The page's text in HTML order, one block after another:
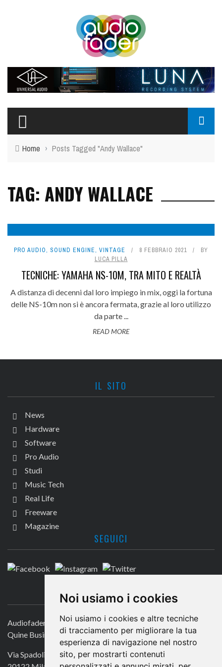
Noi usiamo i cookies
Noi usiamo i cookies e altre tecniche
di tracciamento per migliorare la tua
esperienza di navigazione nel nostro
sito, per mostrarti contenuti
Home › Posts Tagged "Andy Wallace"
TAG: ANDY WALLACE
PRO AUDIO, SOUND ENGINE, VINTAGE 8 FEBBRAIO 2021
BY
LUCA PILLA
TECNICHE: YAMAHA NS-10M, TRA MITO E REALTÀ
A distanza di decenni dal loro impiego in mix, oggi la fortuna
delle NS-10m non si è ancora fermata, grazie al loro utilizzo
da parte ...
READ MORE
IL SITO
News
Hardware
Software
Pro Audio
Studi
Music Tech
Real Life
Freeware
Magazine
SEGUICI
CONTATTACI
Audiofader.com
Quine Business Publisher
Via Spadolini 7